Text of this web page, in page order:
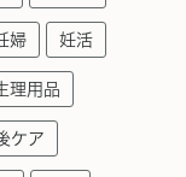
婦 妊活
理用品
ケア